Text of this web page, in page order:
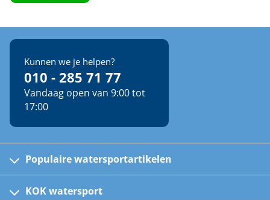
Kunnen we je helpen?
010 - 285 71 77
Vandaag open van 9:00 tot
17:00
Populaire watersportartikelen
Kinder reddingsvesten
KOK watersport